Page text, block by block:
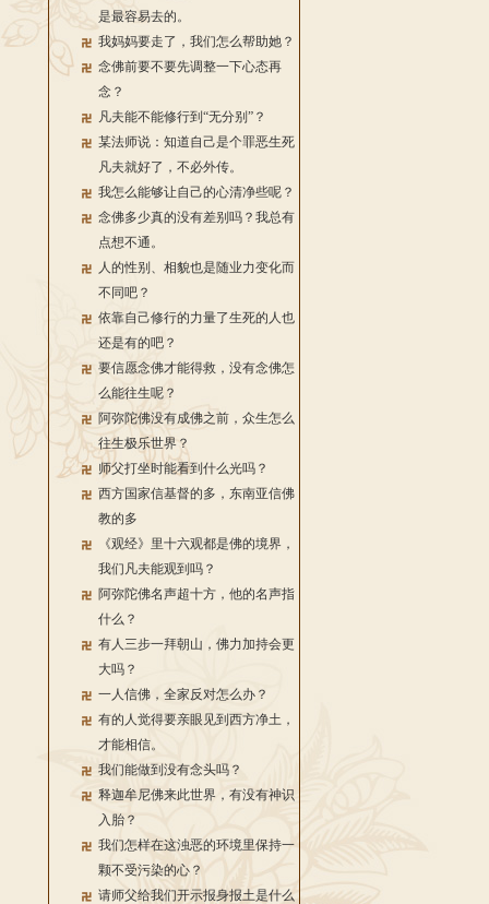
是最容易去的。
我妈妈要走了，我们怎么帮助她？
念佛前要不要先调整一下心态再
念？
凡夫能不能修行到“无分别”？
某法师说：知道自己是个罪恶生死
凡夫就好了，不必外传。
我怎么能够让自己的心清净些呢？
念佛多少真的没有差别吗？我总有
点想不通。
人的性别、相貌也是随业力变化而
不同吧？
依靠自己修行的力量了生死的人也
还是有的吧？
要信愿念佛才能得救，没有念佛怎
么能往生呢？
阿弥陀佛没有成佛之前，众生怎么
往生极乐世界？
师父打坐时能看到什么光吗？
西方国家信基督的多，东南亚信佛
教的多
《观经》里十六观都是佛的境界，
我们凡夫能观到吗？
阿弥陀佛名声超十方，他的名声指
什么？
有人三步一拜朝山，佛力加持会更
大吗？
一人信佛，全家反对怎么办？
有的人觉得要亲眼见到西方净土，
才能相信。
我们能做到没有念头吗？
释迦牟尼佛来此世界，有没有神识
入胎？
我们怎样在这浊恶的环境里保持一
颗不受污染的心？
请师父给我们开示报身报土是什么